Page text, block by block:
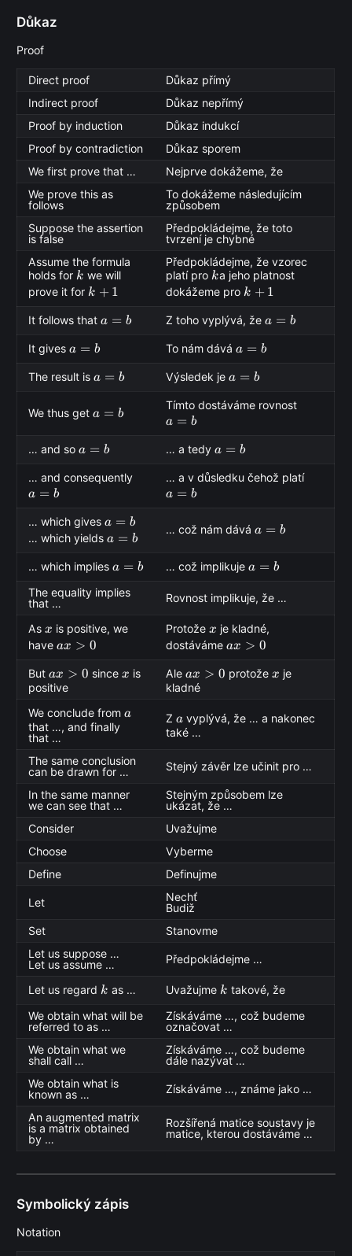
Důkaz
Proof
Direct proof
Důkaz přímý
Indirect proof
Důkaz nepřímý
Proof by induction
Důkaz indukcí
Proof by contradiction
Důkaz sporem
We first prove that …
Nejprve dokážeme, že
We prove this as
follows
To dokážeme následujícím
způsobem
Suppose the assertion
is false
Předpokládejme, že toto
tvrzení je chybné
Assume the formula
holds for k
k we will
prove it for k+1
k + 1
Předpokládejme, že vzorec
platí pro k
ka jeho platnost
dokážeme pro k+1
k + 1
It follows thata=b
a = b Z toho vyplývá, žea=b
a = b
It givesa=b
a = b To nám dáváa=b
a = b
The result isa=b
a = b Výsledek jea=b
a = b
We thus geta=b
a = b
Tímto dostáváme rovnost
a = b
… and soa=b
a = b … a tedya=b
a = b
… and consequently
a = b
… a v důsledku čehož platía=b
a = b
… which givesa=b
a = b
… which yieldsa=b
a = b
… což nám dáváa=b
a = b
… which impliesa=b
a = b … což implikujea=b
a = b
The equality implies
that …
Rovnost implikuje, že …
Asx
x is positive, we
haveax
0
ax > 0
Protožex
x je kladné,
dostávámeax
0
ax > 0
Butax
>
ax > 0 since x
x is
positive
Aleax
>
ax > 0 protože x
x je
kladné
We conclude froma
a
that …, and finally
that …
Za
a vyplývá, že … a nakonec
také …
The same conclusion
can be drawn for …
Stejný závěr lze učinit pro …
In the same manner
we can see that …
Stejným způsobem lze
ukázat, že …
Consider
Uvažujme
Choose
Vyberme
Define
Definujme
Let
Nechť
Budiž
Set
Stanovme
Let us suppose …
Let us assume …
Předpokládejme …
Let us regard k
k as … Uvažujme k
k takové, že
We obtain what will be
referred to as …
Získáváme …, což budeme
označovat …
We obtain what we
shall call …
Získáváme …, což budeme
dále nazývat …
We obtain what is
known as …
Získáváme …, známe jako …
An augmented matrix
is a matrix obtained
by …
Rozšířená matice soustavy je
matice, kterou dostáváme …
Symbolický zápis
Notation